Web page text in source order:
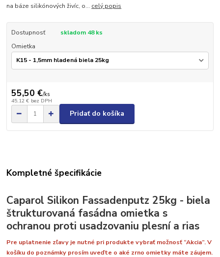
na báze silikónových živíc, o... celý popis
Dostupnosť
skladom 48 ks
Omietka
55,50 €/ks
45,12 € bez DPH
Pridať do košíka
Kompletné špecifikácie
Caparol Silikon Fassadenputz 25kg - biela
štrukturovaná fasádna omietka s
ochranou proti usadzovaniu plesní a rias
Pre uplatnenie zľavy je nutné pri produkte vybrať možnosť “Akcia”. V
košíku do poznámky prosím uveďte o aké zrno omietky máte záujem.